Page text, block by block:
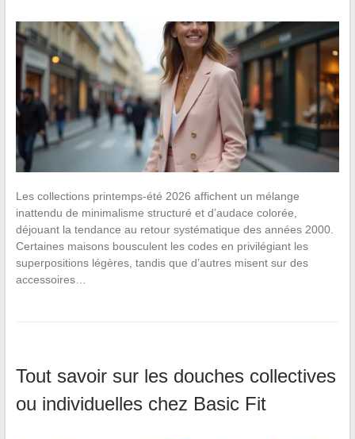
Les collections printemps-été 2026 affichent un mélange
inattendu de minimalisme structuré et d’audace colorée,
déjouant la tendance au retour systématique des années 2000.
Certaines maisons bousculent les codes en privilégiant les
superpositions légères, tandis que d’autres misent sur des
accessoires…
Tout savoir sur les douches collectives
ou individuelles chez Basic Fit